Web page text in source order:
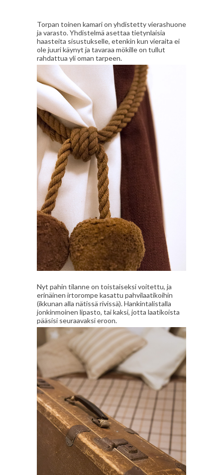
Torpan toinen kamari on yhdistetty vierashuone
ja varasto. Yhdistelmä asettaa tietynlaisia
haasteita sisustukselle, etenkin kun vieraita ei
ole juuri käynyt ja tavaraa mökille on tullut
rahdattua yli oman tarpeen.
Nyt pahin tilanne on toistaiseksi voitettu, ja
erinäinen irtorompe kasattu pahvilaatikoihin
(ikkunan alla nätissä rivissä). Hankintalistalla
jonkinmoinen lipasto, tai kaksi, jotta laatikoista
pääsisi seuraavaksi eroon.